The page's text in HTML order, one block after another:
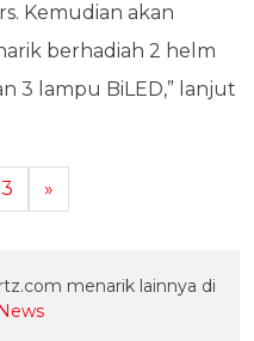
Kemudian akan
berhadiah 2 helm
3 lampu BiLED,” lanjut
3 »
menarik lainnya di